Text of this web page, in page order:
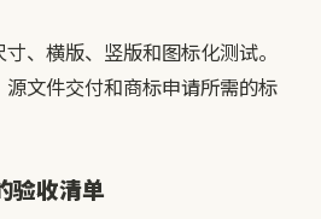
、横版、竖版和图标化测试。
文件交付和商标申请所需的标
验收清单